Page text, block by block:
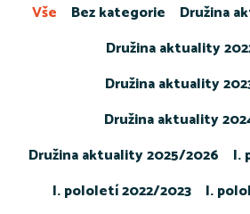
Bez kategorie
Družina
Družina aktuality
Družina aktuality
Družina aktuality
Družina aktuality 2025/2026
I.
I. pololetí 2022/2023
I.
Vše